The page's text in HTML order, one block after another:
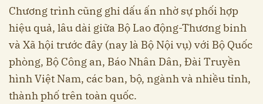
Chương trình cũng ghi dấu ấn nhờ sự phối hợp
hiệu quả, lâu dài giữa Bộ Lao động-Thương binh
và Xã hội trước đây (nay là Bộ Nội vụ) với Bộ Quốc
phòng, Bộ Công an, Báo Nhân Dân, Đài Truyền
hình Việt Nam, các ban, bộ, ngành và nhiều tỉnh,
thành phố trên toàn quốc.